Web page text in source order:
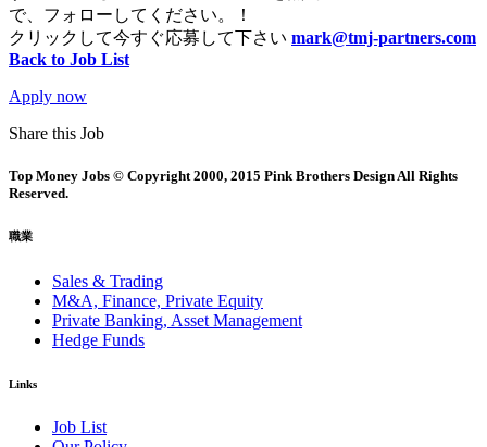
で、フォローしてください。！
クリックして今すぐ応募して下さい mark@tmj-partners.com
Back to Job List
Apply now
Share this Job
Top Money Jobs © Copyright 2000, 2015 Pink Brothers Design All Rights
Reserved.
職業
Sales & Trading
M&A, Finance, Private Equity
Private Banking, Asset Management
Hedge Funds
Links
Job List